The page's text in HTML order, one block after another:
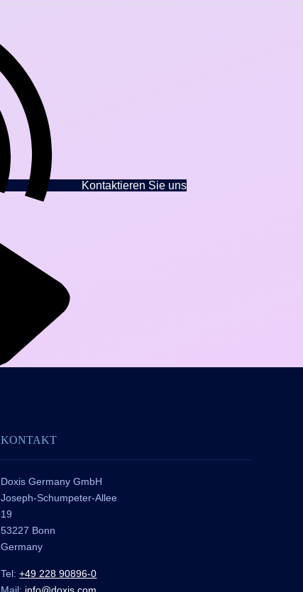
Kontaktieren Sie uns
KONTAKT
Doxis Germany GmbH
Joseph-Schumpeter-Allee
19
53227 Bonn
Germany
Tel:+49 228 90896-0
Mail: info@doxis.com